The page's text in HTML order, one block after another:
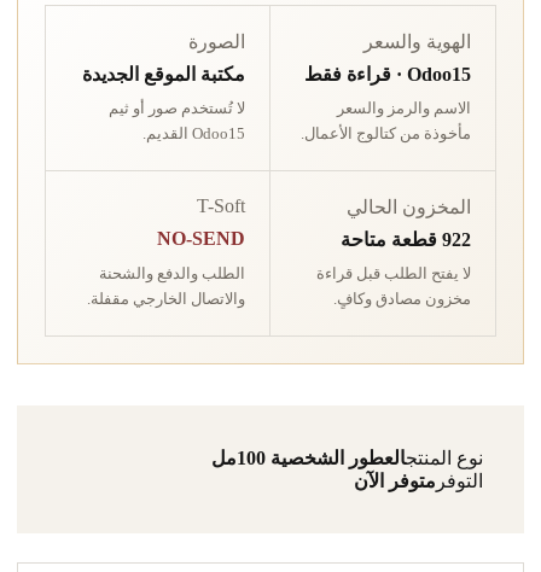
الهوية والسعر
Odoo15 · قراءة فقط
الاسم والرمز والسعر
مأخوذة من كتالوج الأعمال.
الصورة
مكتبة الموقع الجديدة
لا تُستخدم صور أو ثيم
Odoo15 القديم.
المخزون الحالي
922 قطعة متاحة
لا يفتح الطلب قبل قراءة
مخزون مصادق وكافٍ.
T-Soft
NO-SEND
الطلب والدفع والشحنة
والاتصال الخارجي مقفلة.
نوع المنتجالعطور الشخصية 100مل
التوفرمتوفر الآن